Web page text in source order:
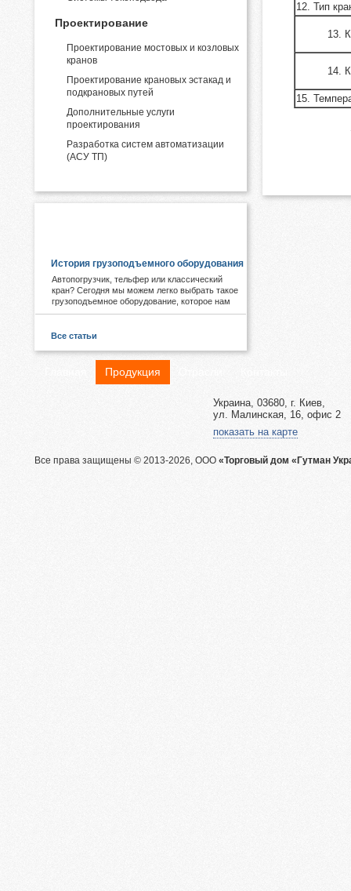
Проектирование
Проектирование мостовых и козловых
кранов
Проектирование крановых эстакад и
подкрановых путей
Дополнительные услуги
проектирования
Разработка систем автоматизации
(АСУ ТП)
История грузоподъемного оборудования
Автопогрузчик, тельфер или классический
кран? Сегодня мы можем легко выбрать такое
грузоподъемное оборудование, которое нам
необходимо. А знаете ли Вы, что первые виды
древности. Примером служат известные
гидротехнические объекты Китая.
Все статьи
12. Тип
13.
14.
15.
Продукция
Украина, 03680, г. Киев,
ул. Малинская, 16, офис 2
показать на карте
Все права защищены © 2013-2026, ООО «Торговый дом «Гутман